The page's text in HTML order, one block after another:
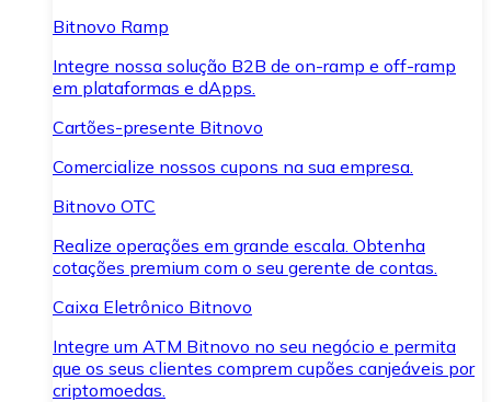
Bitnovo Ramp
Integre nossa solução B2B de on-ramp e off-ramp
em plataformas e dApps.
Cartões-presente Bitnovo
Comercialize nossos cupons na sua empresa.
Bitnovo OTC
Realize operações em grande escala. Obtenha
cotações premium com o seu gerente de contas.
Caixa Eletrônico Bitnovo
Integre um ATM Bitnovo no seu negócio e permita
que os seus clientes comprem cupões canjeáveis por
criptomoedas.